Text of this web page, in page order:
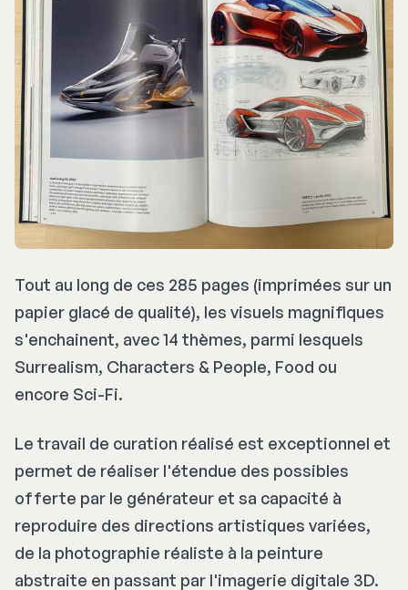
Tout au long de ces 285 pages (imprimées sur un
papier glacé de qualité), les visuels magnifiques
s'enchainent, avec 14 thèmes, parmi lesquels
Surrealism, Characters & People, Food ou
encore Sci-Fi.
Le travail de curation réalisé est exceptionnel et
permet de réaliser l'étendue des possibles
offerte par le générateur et sa capacité à
reproduire des directions artistiques variées,
de la photographie réaliste à la peinture
abstraite en passant par l'imagerie digitale 3D.